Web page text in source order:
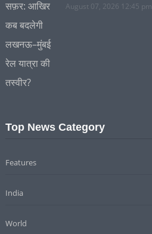
August 07, 2026 12:45 pm
Top News Category
Features
India
World